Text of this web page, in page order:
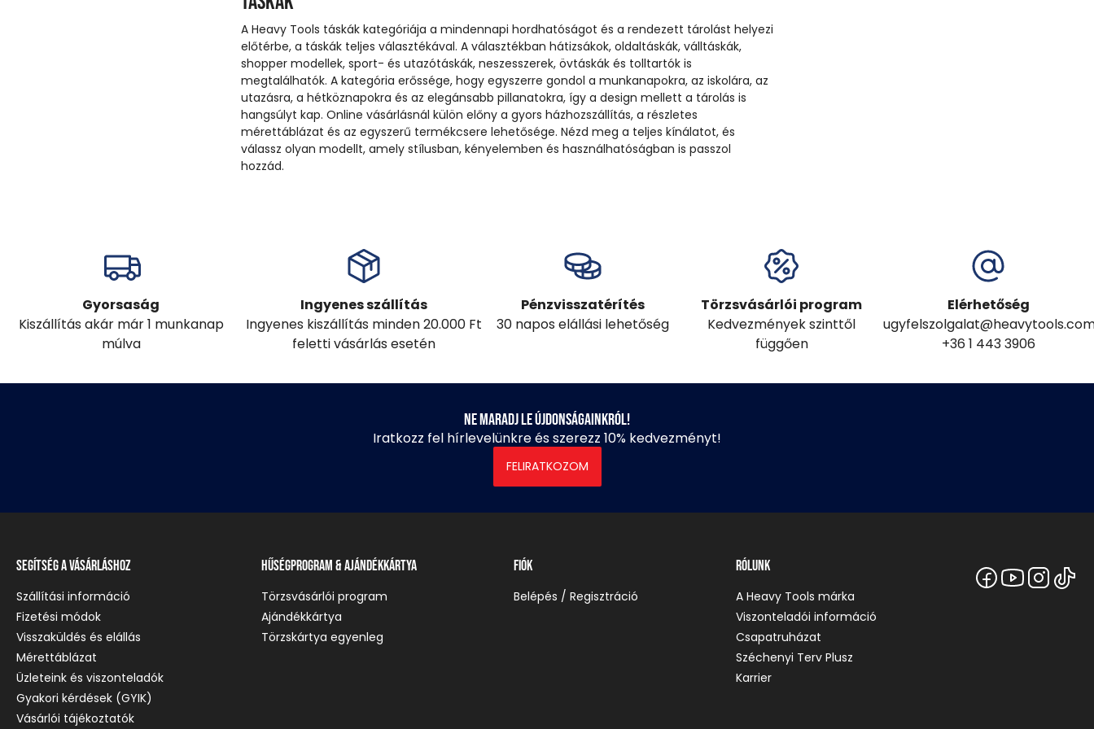
A Heavy Tools táskák kategóriája a mindennapi hordhatóságot és a rendezett tárolást helyezi
előtérbe, a táskák teljes választékával. A választékban hátizsákok, oldaltáskák, válltáskák,
shopper modellek, sport- és utazótáskák, neszesszerek, övtáskák és tolltartók is
megtalálhatók. A kategória erőssége, hogy egyszerre gondol a munkanapokra, az iskolára, az
utazásra, a hétköznapokra és az elegánsabb pillanatokra, így a design mellett a tárolás is
hangsúlyt kap. Online vásárlásnál külön előny a gyors házhozszállítás, a részletes
mérettáblázat és az egyszerű termékcsere lehetősége. Nézd meg a teljes kínálatot, és
válassz olyan modellt, amely stílusban, kényelemben és használhatóságban is passzol
hozzád.
Gyorsaság
Kiszállítás akár már 1 munkanap
múlva
Ingyenes szállítás
Ingyenes kiszállítás minden 20.000 Ft
feletti vásárlás esetén
Pénzvisszatérítés
30 napos elállási lehetőség
Törzsvásárlói program
Kedvezmények szinttől
függően
Elérhetőség
+36 1 443 3906
Ne maradj le újdonságainkról!
Iratkozz fel hírlevelünkre és szerezz 10% kedvezményt!
FELIRATKOZOM
Segítség a vásárláshoz
Szállítási információ
Fizetési módok
Visszaküldés és elállás
Mérettáblázat
Üzleteink és viszonteladók
Gyakori kérdések (GYIK)
Vásárlói tájékoztatók
Hűségprogram & Ajándékkártya
Törzsvásárlói program
Ajándékkártya
Törzskártya egyenleg
Fiók
Belépés / Regisztráció
Rólunk
A Heavy Tools márka
Viszonteladói információ
Csapatruházat
Széchenyi Terv Plusz
Karrier